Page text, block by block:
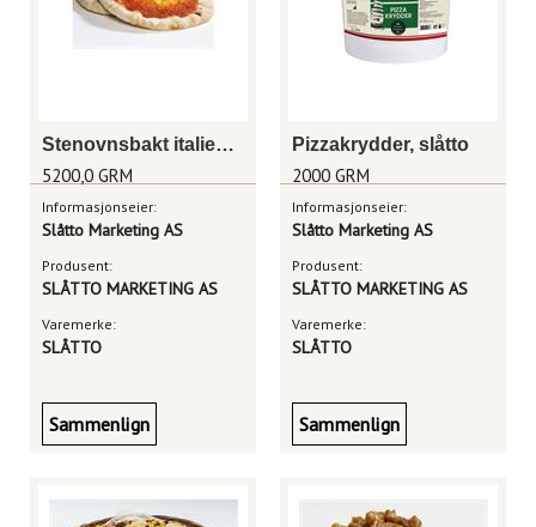
Stenovnsbakt italiensk pizzabunn m/saus 18cm
5200,0 GRM
Informasjonseier:
Slåtto Marketing AS
Produsent:
SLÅTTO MARKETING AS
Varemerke:
SLÅTTO
Sammenlign
Pizzakrydder, slåtto
2000 GRM
Informasjonseier:
Slåtto Marketing AS
Produsent:
SLÅTTO MARKETING AS
Varemerke:
SLÅTTO
Sammenlign